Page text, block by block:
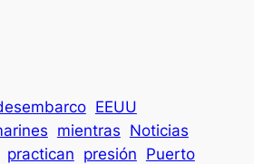
EEUU
mientras Noticias
practican presión Puerto